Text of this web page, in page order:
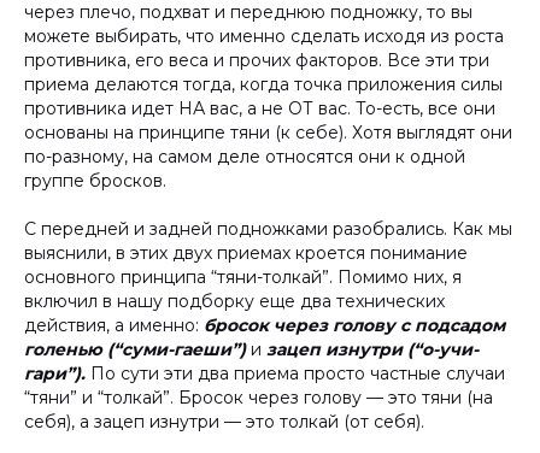
через плечо, подхват и переднюю подножку, то вы
можете выбирать, что именно сделать исходя из роста
противника, его веса и прочих факторов. Все эти три
приема делаются тогда, когда точка приложения силы
противника идет НА вас, а не ОТ вас. То-есть, все они
основаны на принципе тяни (к себе). Хотя выглядят они
по-разному, на самом деле относятся они к одной
группе бросков.
С передней и задней подножками разобрались. Как мы
выяснили, в этих двух приемах кроется понимание
основного принципа “тяни-толкай”. Помимо них, я
включил в нашу подборку еще два технических
действия, а именно: бросок через голову с подсадом
голенью (“суми-гаеши”)и зацеп изнутри (“о-учи-
гари”). По сути эти два приема просто частные случаи
“тяни” и “толкай”. Бросок через голову — это тяни (на
себя), а зацеп изнутри — это толкай (от себя).